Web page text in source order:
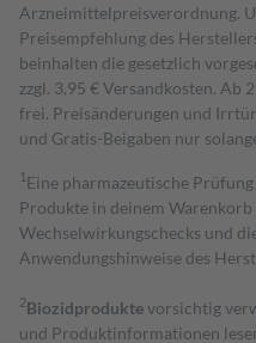
Arzneimittelpreisverordnung.
Preisempfehlung des
beinhalten die gesetzlich
zzgl. 3,95 € Versandkosten.
frei. Preisänderungen und
und Gratis-Beigaben nur
1 Eine pharmazeutische
Produkte in deinem
Wechselwirkungschecks und
Anwendungshinweise des
2Biozidproduktevorsichtig
und Produktinformationen